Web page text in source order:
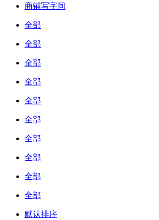
商铺写字间
全部
全部
全部
全部
全部
全部
全部
全部
全部
全部
默认排序